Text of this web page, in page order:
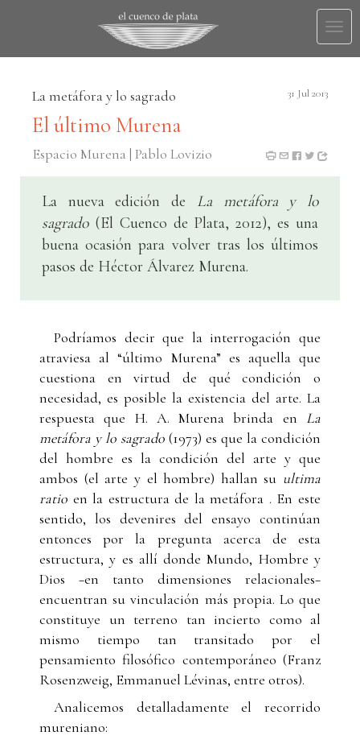
La metáfora y lo sagrado 31 Jul 2013
El último Murena
Espacio Murena | Pablo Lovizio
La nueva edición de La metáfora y lo
sagrado(El Cuenco de Plata, 2012), es una
buena ocasión para volver tras los últimos
pasos de Héctor Álvarez Murena.
Podríamos decir que la interrogación que
atraviesa al “último Murena” es aquella que
cuestiona en virtud de qué condición o
necesidad, es posible la existencia del arte. La
respuesta que H. A. Murena brinda en La
metáfora y lo sagrado (1973) es que la condición
del hombre es la condición del arte y que
ambos (el arte y el hombre) hallan su ultima
ratio en la estructura de la metáfora . En este
sentido, los devenires del ensayo continúan
entonces por la pregunta acerca de esta
estructura, y es allí donde Mundo, Hombre y
Dios −en tanto dimensiones relacionales−
encuentran su vinculación más propia. Lo que
constituye un terreno tan incierto como al
mismo tiempo tan transitado por el
pensamiento filosófico contemporáneo (Franz
Rosenzweig, Emmanuel Lévinas, entre otros).
Analicemos detalladamente el recorrido
mureniano: